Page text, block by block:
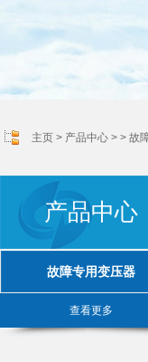
主页 > 产品中心 > > 故
产品中心
故障专用变压器
查看更多